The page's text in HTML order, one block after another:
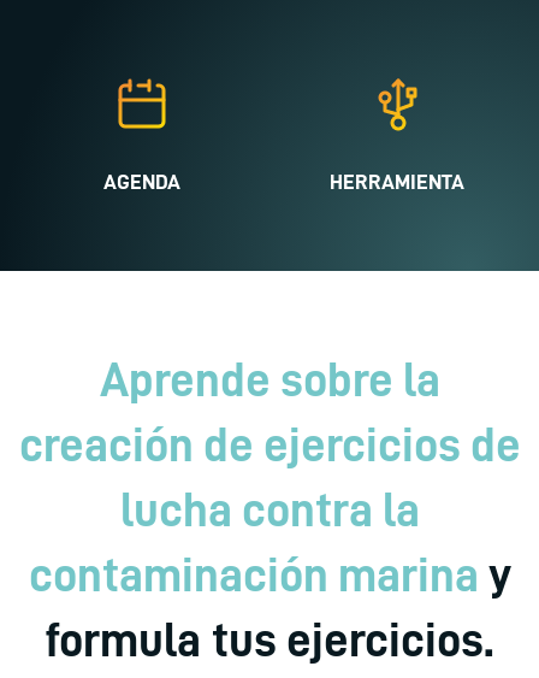
AGENDA HERRAMIENTA
Aprende sobre la
creación de ejercicios de
lucha contra la
contaminación marina y
formula tus ejercicios.